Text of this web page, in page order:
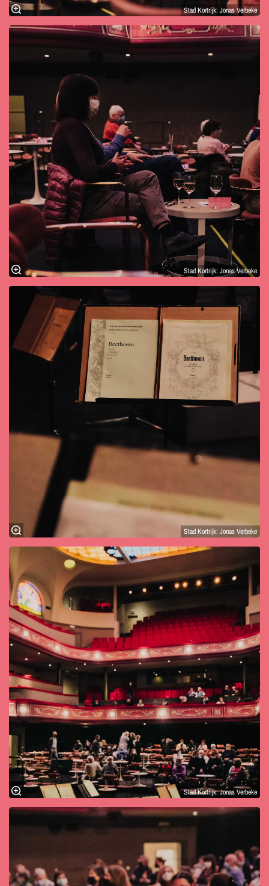
Stad Kortrijk: Jonas Verbeke
Stad Kortrijk: Jonas Verbeke
Stad Kortrijk: Jonas Verbeke
Stad Kortrijk: Jonas Verbeke